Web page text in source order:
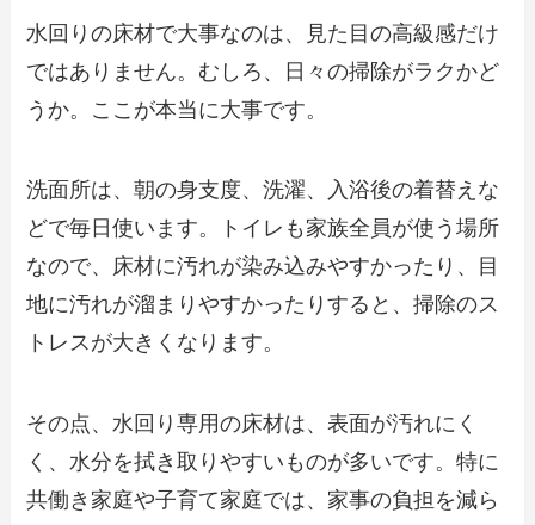
水回りの床材で大事なのは、見た目の高級感だけ
ではありません。むしろ、日々の掃除がラクかど
うか。ここが本当に大事です。
洗面所は、朝の身支度、洗濯、入浴後の着替えな
どで毎日使います。トイレも家族全員が使う場所
なので、床材に汚れが染み込みやすかったり、目
地に汚れが溜まりやすかったりすると、掃除のス
トレスが大きくなります。
その点、水回り専用の床材は、表面が汚れにく
く、水分を拭き取りやすいものが多いです。特に
共働き家庭や子育て家庭では、家事の負担を減ら